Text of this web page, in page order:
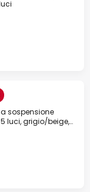
sospensione
luci, grigio/beige,